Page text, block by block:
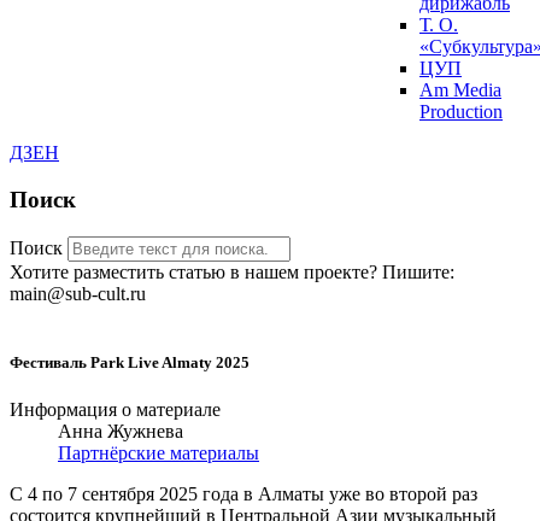
Т. О.
ЦУП
Am Media
Production
ДЗЕН
Поиск
Поиск
Хотите разместить статью в нашем проекте? Пишите:
main@sub-cult.ru
Фестиваль Park Live Almaty 2025
Информация о материале
Анна Жужнева
Партнёрские материалы
С 4 по 7 сентября 2025 года в Алматы уже во второй раз
состоится крупнейший в Центральной Азии музыкальный